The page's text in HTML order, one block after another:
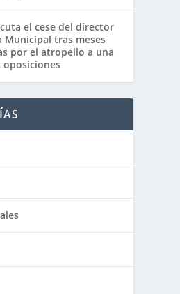
el cese del director
Municipal tras meses
por el atropello a una
oposiciones